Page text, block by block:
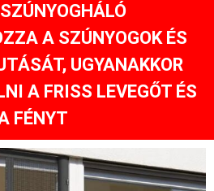
A SZÚNYOGOK ÉS
UGYANAKKOR
A FRISS LEVEGŐT ÉS
FÉNYT